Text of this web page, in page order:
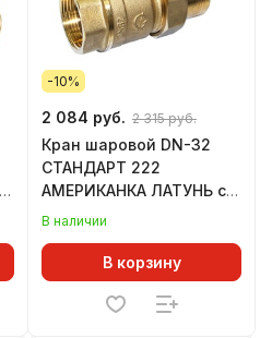
-10%
2 084 руб. 2 315 руб.
Кран шаровой DN-32
СТАНДАРТ 222
АМЕРИКАНКА ЛАТУНЬ с
накидной гайкой
В наличии
В корзину